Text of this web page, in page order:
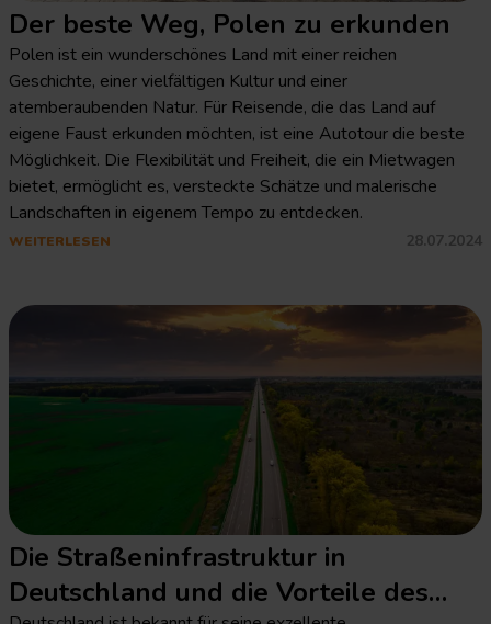
Der beste Weg, Polen zu erkunden
Polen ist ein wunderschönes Land mit einer reichen
Geschichte, einer vielfältigen Kultur und einer
atemberaubenden Natur. Für Reisende, die das Land auf
eigene Faust erkunden möchten, ist eine Autotour die beste
Möglichkeit. Die Flexibilität und Freiheit, die ein Mietwagen
bietet, ermöglicht es, versteckte Schätze und malerische
Landschaften in eigenem Tempo zu entdecken.
WEITERLESEN 28.07.2024
Die Straßeninfrastruktur in
Deutschland und die Vorteile des